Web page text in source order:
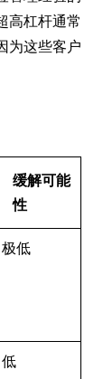
高杠杆通常
为这些客户
缓解可能
性
极低
低